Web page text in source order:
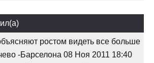
ростом видеть все больше
-Барселона 08 Ноя 2011 18:40